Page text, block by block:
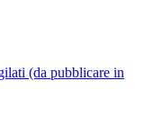
(da pubblicare in